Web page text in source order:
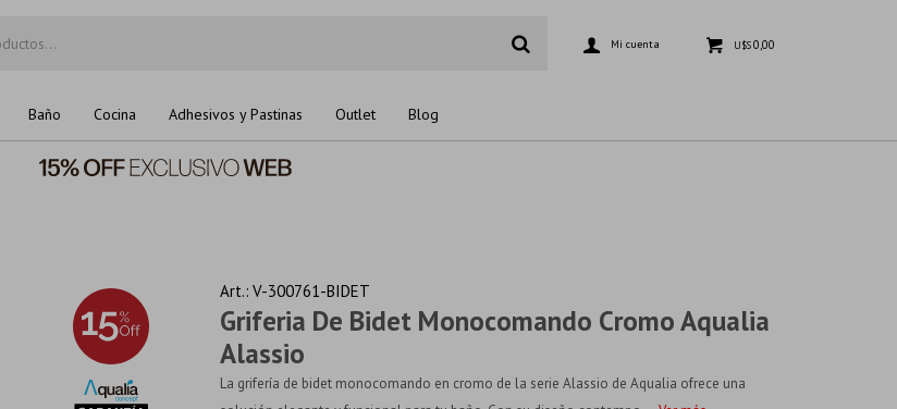
Baño Cocina Adhesivos y Pastinas Outlet Blog
U$S0,00
Griferia De Bidet Monocomando Cromo Aqualia
Alassio
V-300761-BIDET
La grifería de bidet monocomando en cromo de la serie Alassio de Aqualia ofrece una